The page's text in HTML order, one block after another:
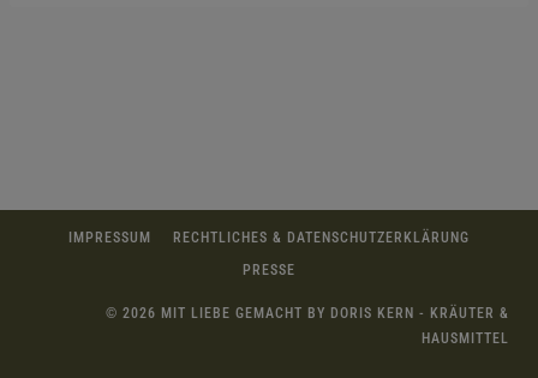
IMPRESSUM
RECHTLICHES & DATENSCHUTZERKLÄRUNG
PRESSE
© 2026 MIT LIEBE GEMACHT BY DORIS KERN - KRÄUTER &
HAUSMITTEL